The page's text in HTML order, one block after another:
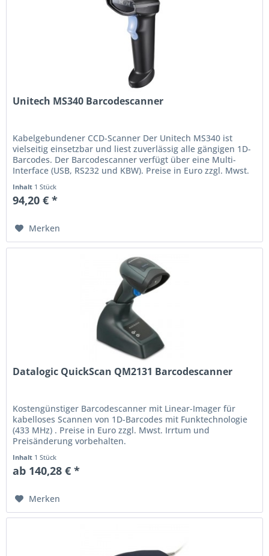
Unitech MS340 Barcodescanner
Kabelgebundener CCD-Scanner Der Unitech MS340 ist
vielseitig einsetzbar und liest zuverlässig alle gängigen 1D-
Barcodes. Der Barcodescanner verfügt über eine Multi-
Interface (USB, RS232 und KBW). Preise in Euro zzgl. Mwst.
Inhalt 1 Stück
94,20 € *
Merken
Datalogic QuickScan QM2131 Barcodescanner
Kostengünstiger Barcodescanner mit Linear-Imager für
kabelloses Scannen von 1D-Barcodes mit Funktechnologie
(433 MHz) . Preise in Euro zzgl. Mwst. Irrtum und
Preisänderung vorbehalten.
Inhalt 1 Stück
ab 140,28 € *
Merken